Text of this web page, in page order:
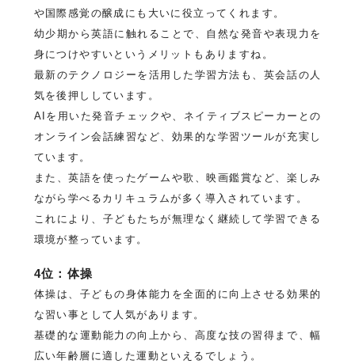
や国際感覚の醸成にも大いに役立ってくれます。
幼少期から英語に触れることで、自然な発音や表現力を
身につけやすいというメリットもありますね。
最新のテクノロジーを活用した学習方法も、英会話の人
気を後押ししています。
AIを用いた発音チェックや、ネイティブスピーカーとの
オンライン会話練習など、効果的な学習ツールが充実し
ています。
また、英語を使ったゲームや歌、映画鑑賞など、楽しみ
ながら学べるカリキュラムが多く導入されています。
これにより、子どもたちが無理なく継続して学習できる
環境が整っています。
4位：体操
体操は、子どもの身体能力を全面的に向上させる効果的
な習い事として人気があります。
基礎的な運動能力の向上から、高度な技の習得まで、幅
広い年齢層に適した運動といえるでしょう。